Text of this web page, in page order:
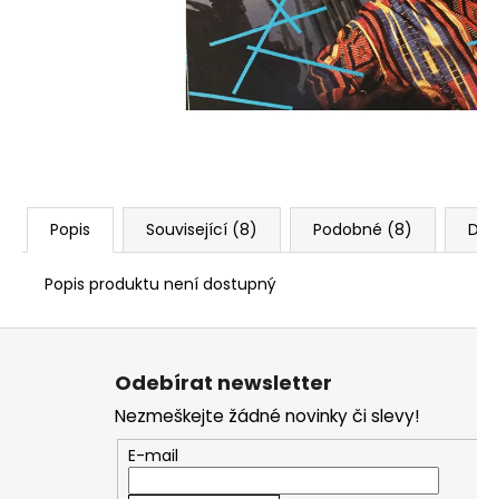
Popis Související (8) Podobné (8)
Popis produktu není dostupný
Z
Odebírat newsletter
Nezmeškejte žádné novinky či slevy!
E-mail